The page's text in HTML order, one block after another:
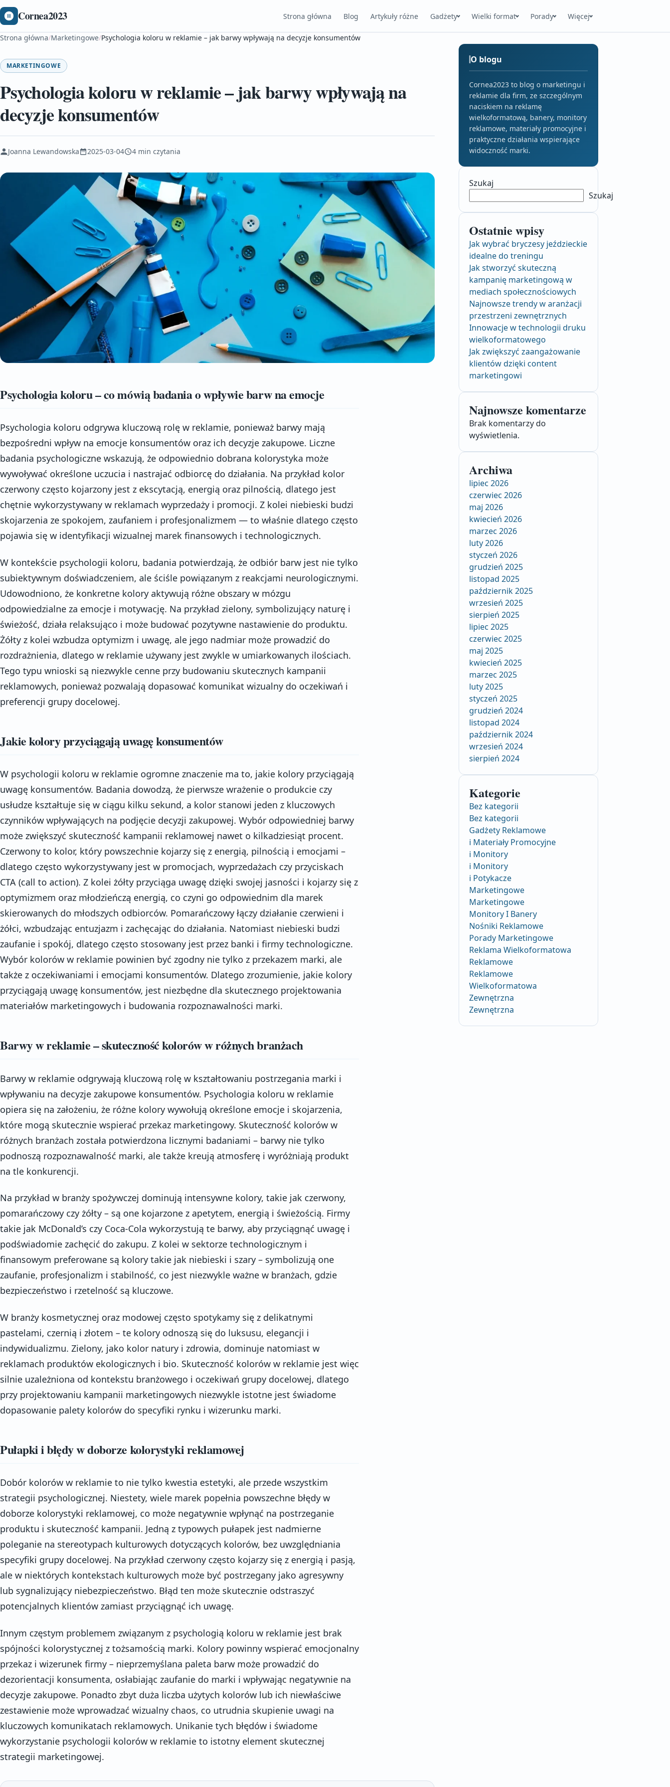
Cornea2023 Strona główna Blog Artykuły różne Gadżety Wielki format Porady Więcej
Strona główna/Marketingowe/Psychologia koloru w reklamie – jak barwy wpływają na decyzje konsumentów
MARKETINGOWE
Psychologia koloru w reklamie – jak barwy wpływają na
decyzje konsumentów
Joanna Lewandowska 2025-03-04 4 min czytania
Psychologia koloru – co mówią badania o wpływie barw na emocje
Psychologia koloru odgrywa kluczową rolę w reklamie, ponieważ barwy mają
bezpośredni wpływ na emocje konsumentów oraz ich decyzje zakupowe. Liczne
badania psychologiczne wskazują, że odpowiednio dobrana kolorystyka może
wywoływać określone uczucia i nastrajać odbiorcę do działania. Na przykład kolor
czerwony często kojarzony jest z ekscytacją, energią oraz pilnością, dlatego jest
chętnie wykorzystywany w reklamach wyprzedaży i promocji. Z kolei niebieski budzi
skojarzenia ze spokojem, zaufaniem i profesjonalizmem — to właśnie dlatego często
pojawia się w identyfikacji wizualnej marek finansowych i technologicznych.
W kontekście psychologii koloru, badania potwierdzają, że odbiór barw jest nie tylko
subiektywnym doświadczeniem, ale ściśle powiązanym z reakcjami neurologicznymi.
Udowodniono, że konkretne kolory aktywują różne obszary w mózgu
odpowiedzialne za emocje i motywację. Na przykład zielony, symbolizujący naturę i
świeżość, działa relaksująco i może budować pozytywne nastawienie do produktu.
Żółty z kolei wzbudza optymizm i uwagę, ale jego nadmiar może prowadzić do
rozdrażnienia, dlatego w reklamie używany jest zwykle w umiarkowanych ilościach.
Tego typu wnioski są niezwykle cenne przy budowaniu skutecznych kampanii
reklamowych, ponieważ pozwalają dopasować komunikat wizualny do oczekiwań i
preferencji grupy docelowej.
Jakie kolory przyciągają uwagę konsumentów
W psychologii koloru w reklamie ogromne znaczenie ma to, jakie kolory przyciągają
uwagę konsumentów. Badania dowodzą, że pierwsze wrażenie o produkcie czy
usłudze kształtuje się w ciągu kilku sekund, a kolor stanowi jeden z kluczowych
czynników wpływających na podjęcie decyzji zakupowej. Wybór odpowiedniej barwy
może zwiększyć skuteczność kampanii reklamowej nawet o kilkadziesiąt procent.
Czerwony to kolor, który powszechnie kojarzy się z energią, pilnością i emocjami –
dlatego często wykorzystywany jest w promocjach, wyprzedażach czy przyciskach
CTA (call to action). Z kolei żółty przyciąga uwagę dzięki swojej jasności i kojarzy się z
optymizmem oraz młodzieńczą energią, co czyni go odpowiednim dla marek
skierowanych do młodszych odbiorców. Pomarańczowy łączy działanie czerwieni i
żółci, wzbudzając entuzjazm i zachęcając do działania. Natomiast niebieski budzi
zaufanie i spokój, dlatego często stosowany jest przez banki i firmy technologiczne.
Wybór kolorów w reklamie powinien być zgodny nie tylko z przekazem marki, ale
także z oczekiwaniami i emocjami konsumentów. Dlatego zrozumienie, jakie kolory
przyciągają uwagę konsumentów, jest niezbędne dla skutecznego projektowania
materiałów marketingowych i budowania rozpoznawalności marki.
Barwy w reklamie – skuteczność kolorów w różnych branżach
Barwy w reklamie odgrywają kluczową rolę w kształtowaniu postrzegania marki i
wpływaniu na decyzje zakupowe konsumentów. Psychologia koloru w reklamie
opiera się na założeniu, że różne kolory wywołują określone emocje i skojarzenia,
które mogą skutecznie wspierać przekaz marketingowy. Skuteczność kolorów w
różnych branżach została potwierdzona licznymi badaniami – barwy nie tylko
podnoszą rozpoznawalność marki, ale także kreują atmosferę i wyróżniają produkt
na tle konkurencji.
Na przykład w branży spożywczej dominują intensywne kolory, takie jak czerwony,
pomarańczowy czy żółty – są one kojarzone z apetytem, energią i świeżością. Firmy
takie jak McDonald’s czy Coca-Cola wykorzystują te barwy, aby przyciągnąć uwagę i
podświadomie zachęcić do zakupu. Z kolei w sektorze technologicznym i
finansowym preferowane są kolory takie jak niebieski i szary – symbolizują one
zaufanie, profesjonalizm i stabilność, co jest niezwykle ważne w branżach, gdzie
bezpieczeństwo i rzetelność są kluczowe.
W branży kosmetycznej oraz modowej często spotykamy się z delikatnymi
pastelami, czernią i złotem – te kolory odnoszą się do luksusu, elegancji i
indywidualizmu. Zielony, jako kolor natury i zdrowia, dominuje natomiast w
reklamach produktów ekologicznych i bio. Skuteczność kolorów w reklamie jest więc
silnie uzależniona od kontekstu branżowego i oczekiwań grupy docelowej, dlatego
przy projektowaniu kampanii marketingowych niezwykle istotne jest świadome
dopasowanie palety kolorów do specyfiki rynku i wizerunku marki.
Pułapki i błędy w doborze kolorystyki reklamowej
Dobór kolorów w reklamie to nie tylko kwestia estetyki, ale przede wszystkim
strategii psychologicznej. Niestety, wiele marek popełnia powszechne błędy w
doborze kolorystyki reklamowej, co może negatywnie wpłynąć na postrzeganie
produktu i skuteczność kampanii. Jedną z typowych pułapek jest nadmierne
poleganie na stereotypach kulturowych dotyczących kolorów, bez uwzględniania
specyfiki grupy docelowej. Na przykład czerwony często kojarzy się z energią i pasją,
ale w niektórych kontekstach kulturowych może być postrzegany jako agresywny
lub sygnalizujący niebezpieczeństwo. Błąd ten może skutecznie odstraszyć
potencjalnych klientów zamiast przyciągnąć ich uwagę.
Innym częstym problemem związanym z psychologią koloru w reklamie jest brak
spójności kolorystycznej z tożsamością marki. Kolory powinny wspierać emocjonalny
przekaz i wizerunek firmy – nieprzemyślana paleta barw może prowadzić do
dezorientacji konsumenta, osłabiając zaufanie do marki i wpływając negatywnie na
decyzje zakupowe. Ponadto zbyt duża liczba użytych kolorów lub ich niewłaściwe
zestawienie może wprowadzać wizualny chaos, co utrudnia skupienie uwagi na
kluczowych komunikatach reklamowych. Unikanie tych błędów i świadome
wykorzystanie psychologii kolorów w reklamie to istotny element skutecznej
strategii marketingowej.
O blogu
Cornea2023 to blog o marketingu i
reklamie dla firm, ze szczególnym
naciskiem na reklamę
wielkoformatową, banery, monitory
reklamowe, materiały promocyjne i
praktyczne działania wspierające
widoczność marki.
Szukaj
Szukaj
Ostatnie wpisy
Jak wybrać bryczesy jeździeckie
idealne do treningu
Jak stworzyć skuteczną
kampanię marketingową w
mediach społecznościowych
Najnowsze trendy w aranżacji
przestrzeni zewnętrznych
Innowacje w technologii druku
wielkoformatowego
Jak zwiększyć zaangażowanie
klientów dzięki content
marketingowi
Najnowsze komentarze
Brak komentarzy do
wyświetlenia.
Archiwa
lipiec 2026
czerwiec 2026
maj 2026
kwiecień 2026
marzec 2026
luty 2026
styczeń 2026
grudzień 2025
listopad 2025
październik 2025
wrzesień 2025
sierpień 2025
lipiec 2025
czerwiec 2025
maj 2025
kwiecień 2025
marzec 2025
luty 2025
styczeń 2025
grudzień 2024
listopad 2024
październik 2024
wrzesień 2024
sierpień 2024
Kategorie
Bez kategorii
Bez kategorii
Gadżety Reklamowe
i Materiały Promocyjne
i Monitory
i Monitory
i Potykacze
Marketingowe
Marketingowe
Monitory I Banery
Nośniki Reklamowe
Porady Marketingowe
Reklama Wielkoformatowa
Reklamowe
Reklamowe
Wielkoformatowa
Zewnętrzna
Zewnętrzna